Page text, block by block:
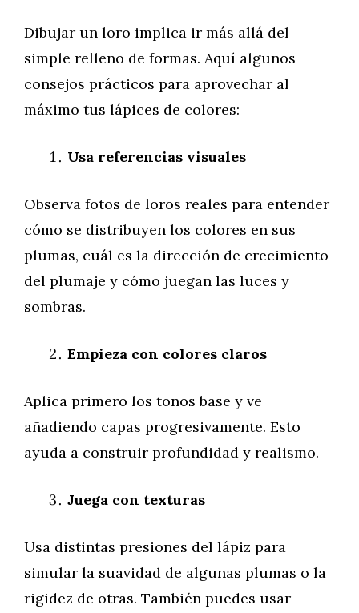
Dibujar un loro implica ir más allá del
simple relleno de formas. Aquí algunos
consejos prácticos para aprovechar al
máximo tus lápices de colores:
Usa referencias visuales
Observa fotos de loros reales para entender
cómo se distribuyen los colores en sus
plumas, cuál es la dirección de crecimiento
del plumaje y cómo juegan las luces y
sombras.
Empieza con colores claros
Aplica primero los tonos base y ve
añadiendo capas progresivamente. Esto
ayuda a construir profundidad y realismo.
Juega con texturas
Usa distintas presiones del lápiz para
simular la suavidad de algunas plumas o la
rigidez de otras. También puedes usar